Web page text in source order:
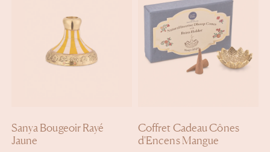
Sanya Bougeoir Rayé
Jaune
Coffret Cadeau Cônes
d'Encens Mangue